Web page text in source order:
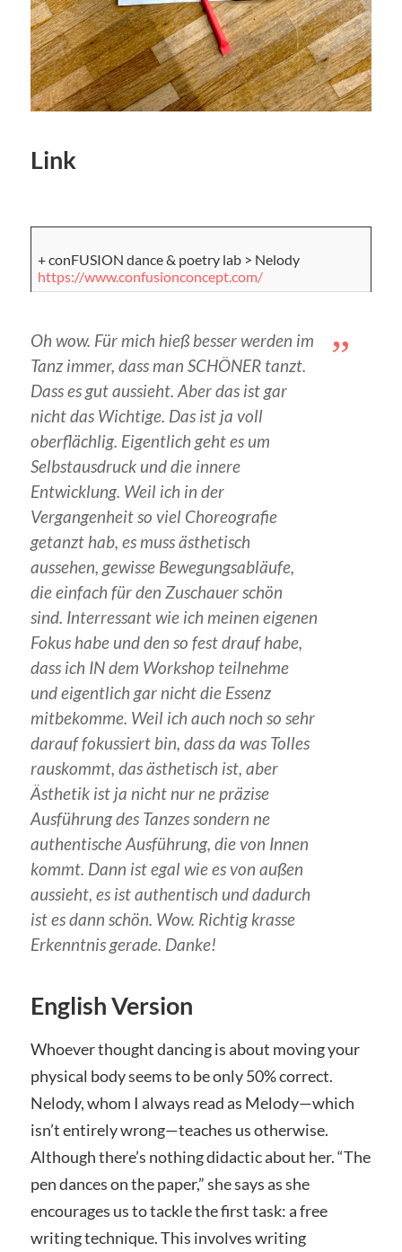
Link
+ conFUSION dance & poetry lab > Nelody
https://www.confusionconcept.com/
Oh wow. Für mich hieß besser werden im
Tanz immer, dass man SCHÖNER tanzt.
Dass es gut aussieht. Aber das ist gar
nicht das Wichtige. Das ist ja voll
oberflächlig. Eigentlich geht es um
Selbstausdruck und die innere
Entwicklung. Weil ich in der
Vergangenheit so viel Choreografie
getanzt hab, es muss ästhetisch
aussehen, gewisse Bewegungsabläufe,
die einfach für den Zuschauer schön
sind. Interressant wie ich meinen eigenen
Fokus habe und den so fest drauf habe,
dass ich IN dem Workshop teilnehme
und eigentlich gar nicht die Essenz
mitbekomme. Weil ich auch noch so sehr
darauf fokussiert bin, dass da was Tolles
rauskommt, das ästhetisch ist, aber
Ästhetik ist ja nicht nur ne präzise
Ausführung des Tanzes sondern ne
authentische Ausführung, die von Innen
kommt. Dann ist egal wie es von außen
aussieht, es ist authentisch und dadurch
ist es dann schön. Wow. Richtig krasse
Erkenntnis gerade. Danke!
English Version
Whoever thought dancing is about moving your
physical body seems to be only 50% correct.
Nelody, whom I always read as Melody—which
isn’t entirely wrong—teaches us otherwise.
Although there’s nothing didactic about her. “The
pen dances on the paper,” she says as she
encourages us to tackle the first task: a free
writing technique. This involves writing